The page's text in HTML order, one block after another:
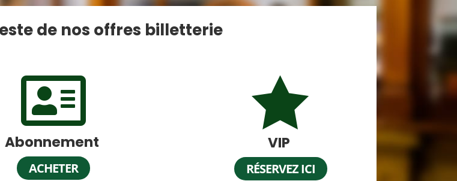
de nos offres billetterie

Abonnement
ACHETER

VIP
RÉSERVEZ ICI